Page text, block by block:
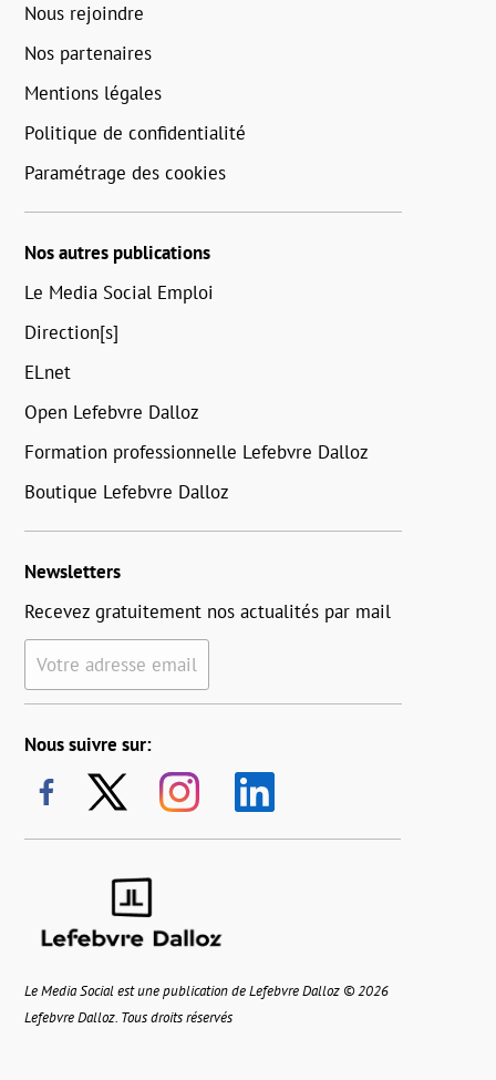
Nous rejoindre
Nos partenaires
Mentions légales
Politique de confidentialité
Paramétrage des cookies
Nos autres publications
Le Media Social Emploi
Direction[s]
ELnet
Open Lefebvre Dalloz
Formation professionnelle Lefebvre Dalloz
Boutique Lefebvre Dalloz
Newsletters
Recevez gratuitement nos actualités par mail
Votre adresse email
Nous suivre sur:
Le Media Social est une publication de Lefebvre Dalloz © 2026
Lefebvre Dalloz. Tous droits réservés